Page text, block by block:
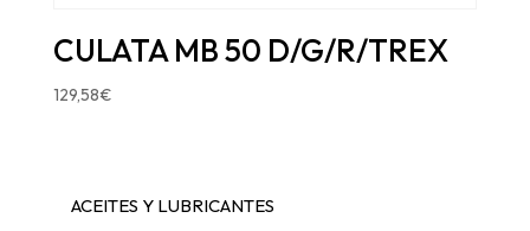
CULATA MB 50 D/G/R/TREX
129,58€
ACEITES Y LUBRICANTES